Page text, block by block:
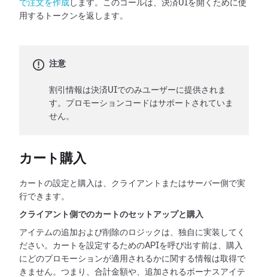
で注文を作成 します。このコールは、決済UIを開くために使
用するトークンを返します。
注意
割引情報は決済UIでのみユーザーに提供されま
す。プロモーションコードはサポートされていま
せん。
カート購入
カートの設定と購入は、クライアントまたはサーバー側で実
行できます。
クライアント側でのカートのセットアップと購入
アイテムの追加および削除のロジックは、独自に実装してく
ださい。カートを設定するためのAPIを呼び出す前は、購入
にどのプロモーションが適用されるかに関する情報は取得で
きません。つまり、合計金額や、追加されるボーナスアイテ